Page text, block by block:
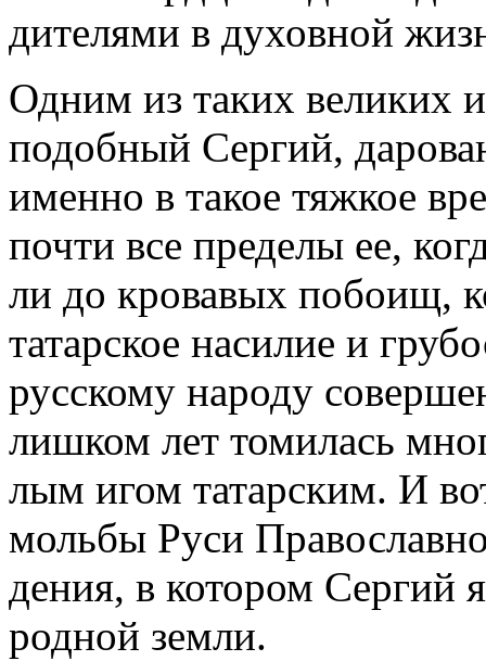
ди­те­ля­ми в ду­хов­ной
Од­ним из та­ких ве­ли­ких
по­доб­ный Сер­гий,
имен­но в та­кое тяж­кое
по­чти все пре­де­лы ее,
ли до кро­ва­вых по­бо­ищ,
та­тар­ское на­си­лие и
рус­ско­му на­ро­ду
лиш­ком лет то­ми­лась
лым игом та­тар­ским. И
моль­бы Ру­си
де­ния, в ко­то­ром Сер­гий
род­ной зем­ли.